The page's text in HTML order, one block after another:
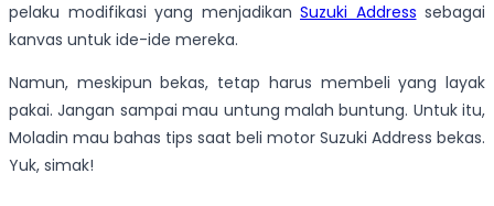
pelaku modifikasi yang menjadikan Suzuki Address sebagai
kanvas untuk ide-ide mereka.
Namun, meskipun bekas, tetap harus membeli yang layak
pakai. Jangan sampai mau untung malah buntung. Untuk itu,
Moladin mau bahas tips saat beli motor Suzuki Address bekas.
Yuk, simak!